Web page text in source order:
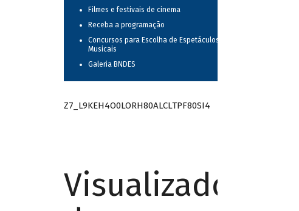
Filmes e festivais de cinema
Receba a programação
Concursos para Escolha de Espetáculos
Musicais
Galeria BNDES
Z7_L9KEH4O0LORH80ALCLTPF80SI4
Visualizador